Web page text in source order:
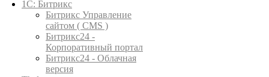
1С: Битрикс
Битрикс Управление
сайтом ( CMS )
Битрикс24 -
Корпоративный портал
Битрикс24 - Облачная
версия